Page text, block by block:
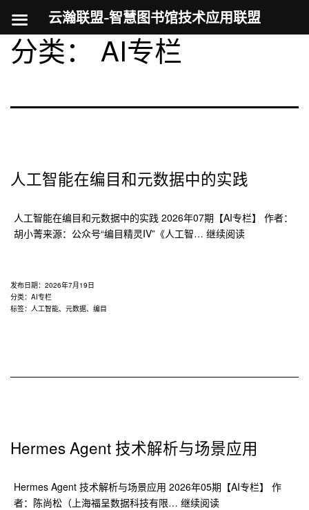
分类： AI专栏
人工智能在编目和元数据中的实践
人工智能在编目和元数据中的实践 2026年07期【AI专栏】 作者：
胡小菁来源：公众号“编目精灵IV”《人工智… 继续阅读人
数
实
践
发布日期： 2026年7月19日
分类： AI专栏
标签： 人工智能、 元数据、 编目
Hermes Agent 技术解析与场景应用
Hermes Agent 技术解析与场景应用 2026年05期【AI专栏】 作
者：陈尚松（上海福呈数据科技有限… 继续阅读Hermes
云瀚联盟-智慧图书馆技术应用联盟